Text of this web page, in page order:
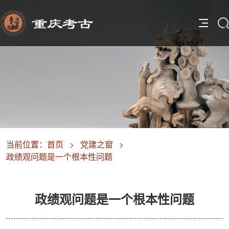
当前位置： 首页 > 党建之窗
>
政绩观问题是一个根本性问题
政绩观问题是一个根本性问题